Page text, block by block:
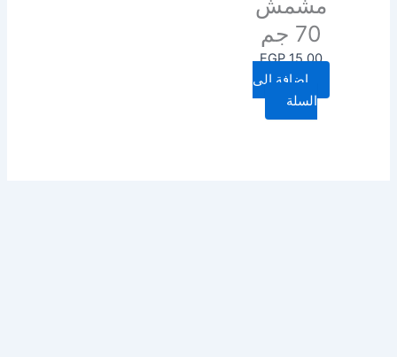
مشمش
70 جم
EGP15.00
إضافة إلى
السلة